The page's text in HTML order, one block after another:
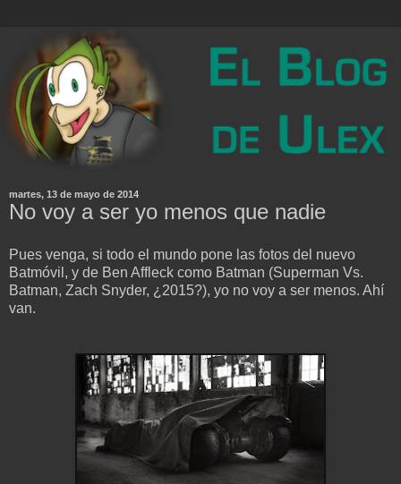
martes, 13 de mayo de 2014
No voy a ser yo menos que nadie
Pues venga, si todo el mundo pone las fotos del nuevo
Batmóvil, y de Ben Affleck como Batman (Superman Vs.
Batman, Zach Snyder, ¿2015?), yo no voy a ser menos. Ahí
van.